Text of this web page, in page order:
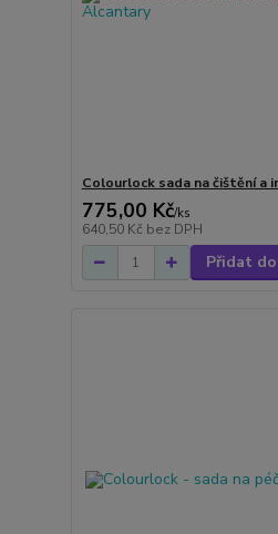
Colourlock sada na čištění a
775,00 Kč/ks
640,50 Kč bez DPH
Přidat